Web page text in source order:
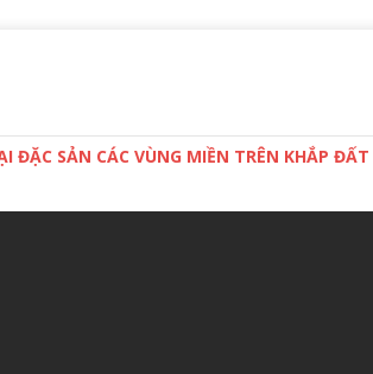
ĐẶC SẢN CÁC VÙNG MIỀN TRÊN KHẮP